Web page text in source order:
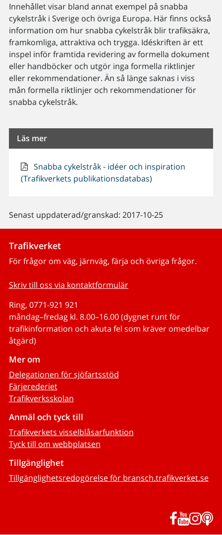
Innehållet visar bland annat exempel på snabba
cykelstråk i Sverige och övriga Europa. Här finns också
information om hur snabba cykelstråk blir trafiksäkra,
framkomliga, attraktiva och trygga. Idéskriften är ett
inspel inför framtida revidering av formella dokument
eller handböcker och utgör inga formella riktlinjer
eller rekommendationer. Än så länge saknas i viss
mån formella riktlinjer och rekommendationer för
snabba cykelstråk.
Läs mer
Snabba cykelstråk - idéer och inspiration
(Trafikverkets publikationsdatabas)
Senast uppdaterad/granskad: 2017-10-25
Trafikverket
För frågor om väg, järnväg, färja och övriga frågor.
Skriv till oss via kontaktformulär
Ring, 0771-921 921
måndag–fredag kl. 8.00–16.00 (dygnet runt för
trafikinformation och akuta fel som kräver omedelbar
åtgärd)
Mer om
Delegationen för sjöfartsstöd
Färjerederiet
Trafikverksskolan
Anmäl och tyck till
Trafikverkets visselblåsarfunktion
Tyck till om webbplatsen
Tillgänglighet
Tillgänglighetsredogörelse för bransch.trafikverket.se
Facebook
YouTube